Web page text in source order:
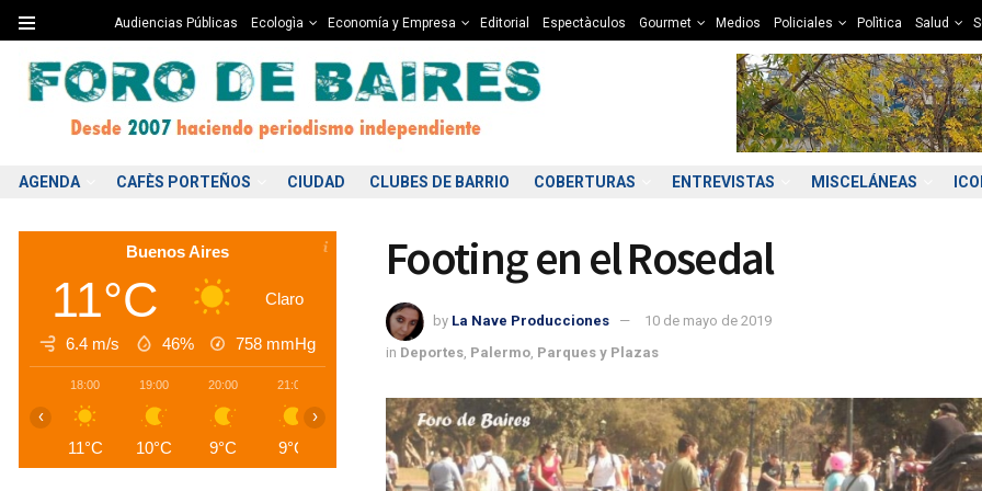
Audiencias Públicas Ecologìa Economía y Empresa Editorial Espectàculos Gourmet Medios Policiales Polìtica Salud
AGENDA CAFÈS PORTEÑOS CIUDAD CLUBES DE BARRIO COBERTURAS ENTREVISTAS MISCELÁNEAS
Footing en el Rosedal
by La Nave Producciones
10 de mayo de 2019
in Deportes Palermo Parques y Plazas
Buenos Aires
11°C Claro
6.4 m/s 46% 758 mmHg
18:00
11°C
19:00
10°C
20:00
9°C
21:00
9°C 8°C 8°C 7°C 7°C 6°C 6°C 6°C 6°C
‹ ›